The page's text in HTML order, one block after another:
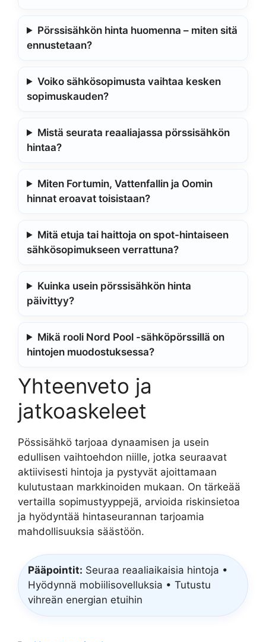
Pörssisähkön hinta huomenna – miten sitä
ennustetaan?
Voiko sähkösopimusta vaihtaa kesken
sopimuskauden?
Mistä seurata reaaliajassa pörssisähkön
hintaa?
Miten Fortumin, Vattenfallin ja Oomin
hinnat eroavat toisistaan?
Mitä etuja tai haittoja on spot-hintaiseen
sähkösopimukseen verrattuna?
Kuinka usein pörssisähkön hinta
päivittyy?
Mikä rooli Nord Pool -sähköpörssillä on
hintojen muodostuksessa?
Yhteenveto ja
jatkoaskeleet
Pössisähkö tarjoaa dynaamisen ja usein
edullisen vaihtoehdon niille, jotka seuraavat
aktiivisesti hintoja ja pystyvät ajoittamaan
kulutustaan markkinoiden mukaan. On tärkeää
vertailla sopimustyyppejä, arvioida riskinsietoa
ja hyödyntää hintaseurannan tarjoamia
mahdollisuuksia säästöön.
Pääpointit: Seuraa reaaliaikaisia hintoja •
Hyödynnä mobiilisovelluksia • Tutustu
vihreän energian etuihin